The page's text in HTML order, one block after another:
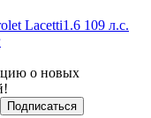
Lacetti1.6 109 л.с.
о новых